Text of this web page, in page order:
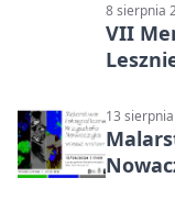
8 sierpnia
VII
13